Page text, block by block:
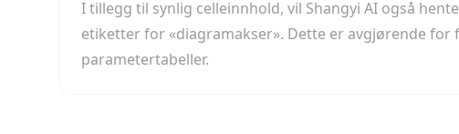
I tillegg til synlig celleinnhold, vil Shangyi AI også
etiketter for «diagramakser». Dette er avgjørende
parametertabeller.